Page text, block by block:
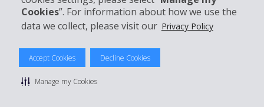
Cookies”. For information about how we use the
data we collect, please visit our Privacy Policy
Accept Cookies Decline Cookies
Manage my Cookies
© 2026 The Hertz System, Inc.
Datenschutzrichtlinie | Nutzungsbedingungen
Sitemap Cookies verwalten